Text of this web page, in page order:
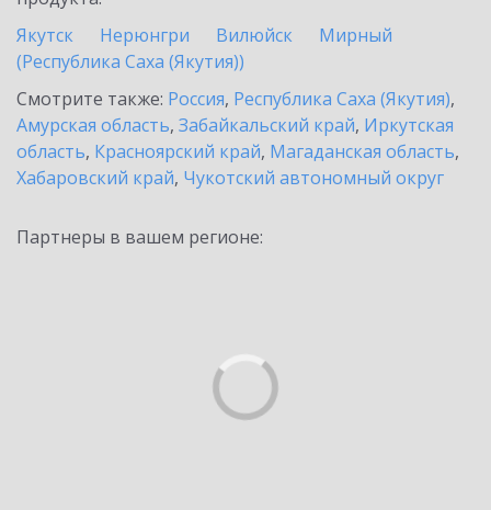
Якутск
Нерюнгри Вилюйск
Мирный
(Республика Саха (Якутия))
Смотрите также: Россия, Республика Саха (Якутия),
Амурская область, Забайкальский край, Иркутская
область, Красноярский край, Магаданская область,
Хабаровский край, Чукотский автономный округ
Партнеры в вашем регионе: